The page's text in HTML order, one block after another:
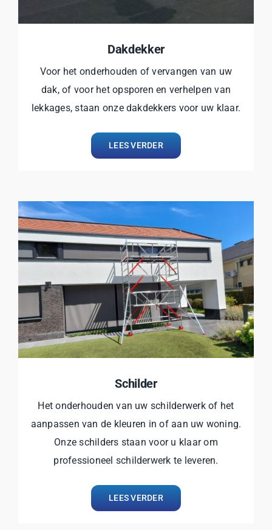
Dakdekker
Voor het onderhouden of vervangen van uw
dak, of voor het opsporen en verhelpen van
lekkages, staan onze dakdekkers voor uw klaar.
LEES VERDER
Schilder
Het onderhouden van uw schilderwerk of het
aanpassen van de kleuren in of aan uw woning.
Onze schilders staan voor u klaar om
professioneel schilderwerk te leveren.
LEES VERDER